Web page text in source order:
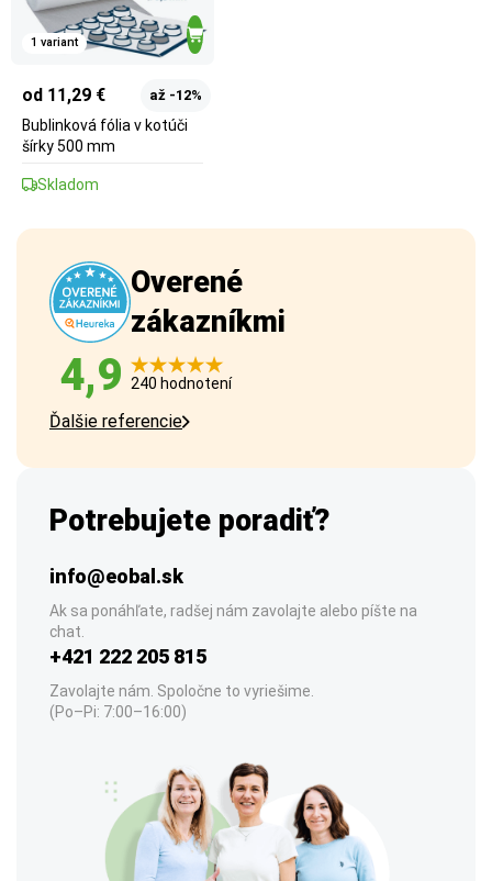
1 variant
od 11,29 € až -12%
Bublinková fólia v kotúči
šírky 500 mm
Skladom
Overené
zákazníkmi
4,9 240 hodnotení
Ďalšie referencie
Potrebujete poradiť?
info@eobal.sk
Ak sa ponáhľate, radšej nám zavolajte alebo píšte na
chat.
+421 222 205 815
Zavolajte nám. Spoločne to vyriešime.
(Po–Pi: 7:00–16:00)